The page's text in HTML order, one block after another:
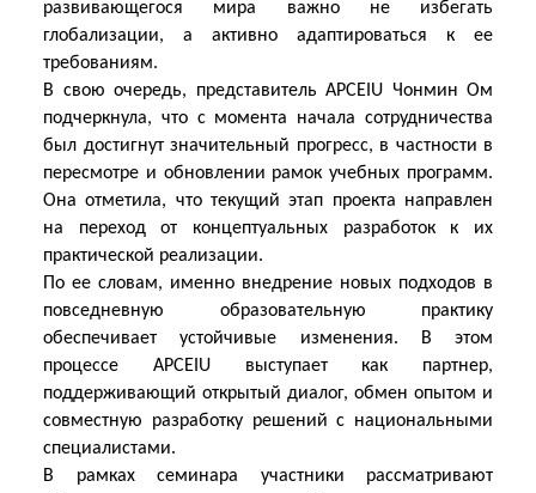
развивающегося мира важно не избегать
глобализации, а активно адаптироваться к ее
требованиям.
В свою очередь, представитель APCEIU Чонмин Ом
подчеркнула, что с момента начала сотрудничества
был достигнут значительный прогресс, в частности в
пересмотре и обновлении рамок учебных программ.
Она отметила, что текущий этап проекта направлен
на переход от концептуальных разработок к их
практической реализации.
По ее словам, именно внедрение новых подходов в
повседневную образовательную практику
обеспечивает устойчивые изменения. В этом
процессе APCEIU выступает как партнер,
поддерживающий открытый диалог, обмен опытом и
совместную разработку решений с национальными
специалистами.
В рамках семинара участники рассматривают